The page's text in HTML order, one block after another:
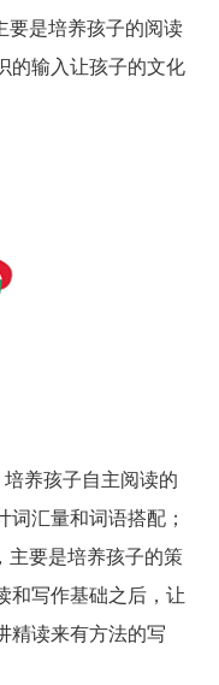
是培养孩子的阅读
的输入让孩子的文化
养孩子自主阅读的
汇量和词语搭配；
要是培养孩子的策
和写作基础之后，让
精读来有方法的写